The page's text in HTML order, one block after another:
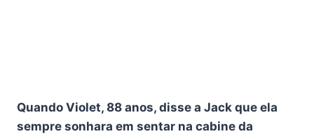
Quando Violet, 88 anos, disse a Jack que ela
sempre sonhara em sentar na cabine da